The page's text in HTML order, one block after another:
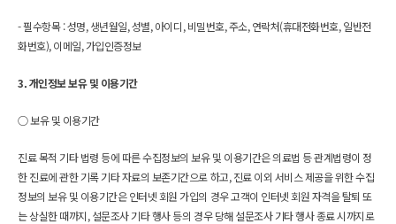
- 필수항목 : 성명, 생년월일, 성별, 아이디, 비밀번호, 주소, 연락처(휴대전화번호, 일반전
화번호), 이메일, 가입인증정보
3. 개인정보 보유 및 이용기간
○ 보유 및 이용기간
진료 목적 기타 법령 등에 따른 수집정보의 보유 및 이용기간은 의료법 등 관계법령이 정
한 진료에 관한 기록 기타 자료의 보존기간으로 하고, 진료 이외 서비스 제공을 위한 수집
정보의 보유 및 이용기간은 인터넷 회원 가입의 경우 고객이 인터넷 회원 자격을 탈퇴 또
는 상실한 때까지, 설문조사 기타 행사 등의 경우 당해 설문조사 기타 행사 종료 시까지로